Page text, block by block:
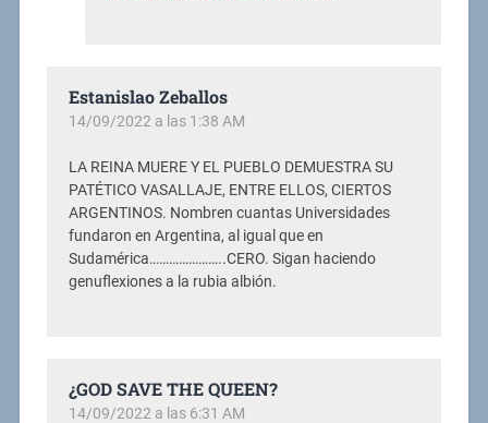
Estanislao Zeballos
14/09/2022 a las 1:38 AM
LA REINA MUERE Y EL PUEBLO DEMUESTRA SU
PATÉTICO VASALLAJE, ENTRE ELLOS, CIERTOS
ARGENTINOS. Nombren cuantas Universidades
fundaron en Argentina, al igual que en
Sudamérica…………………..CERO. Sigan haciendo
genuflexiones a la rubia albión.
¿GOD SAVE THE QUEEN?
14/09/2022 a las 6:31 AM